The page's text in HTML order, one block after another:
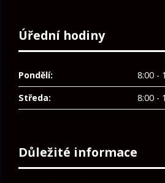
Úřední hodiny
Pondělí:
8:00 -
Středa:
8:00 -
Důležité informace